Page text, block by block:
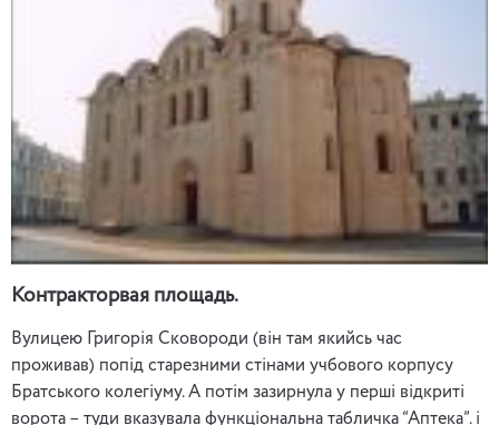
Контракторвая площадь.
Вулицею Григорія Сковороди (він там якийсь час
проживав) попід старезними стінами учбового корпусу
Братського колегіуму. А потім зазирнула у перші відкриті
ворота – туди вказувала функціональна табличка “Аптека”. і